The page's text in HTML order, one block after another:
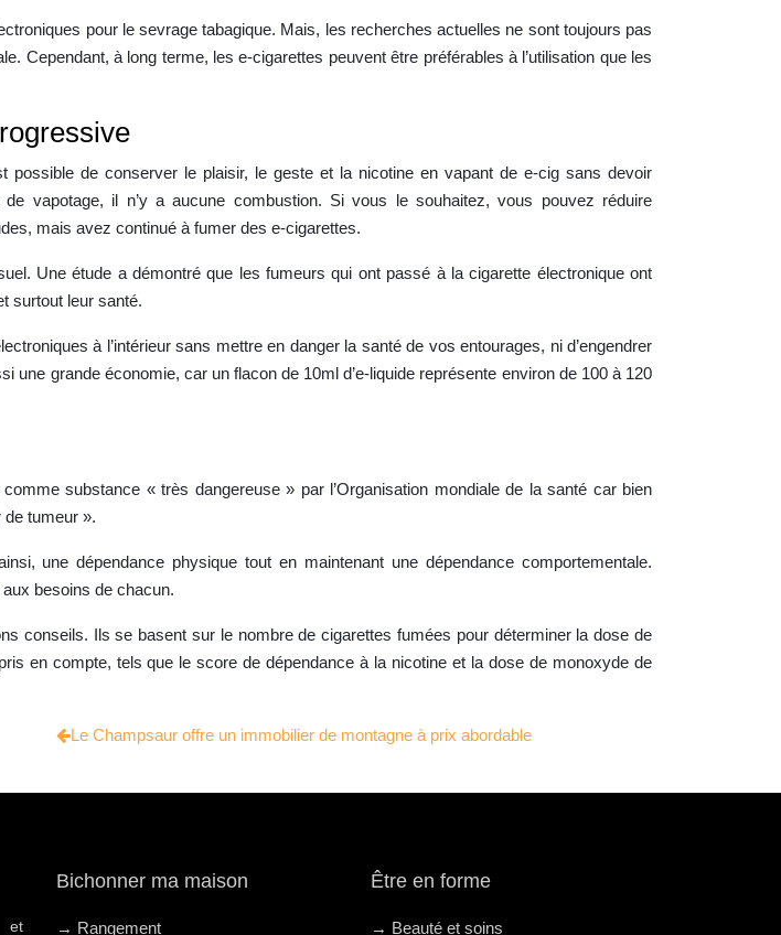
pour le sevrage tabagique. Mais, les recherches actuelles ne sont toujours pas
Cependant, à long terme, les e-cigarettes peuvent être préférables à l’utilisation que les
possible de conserver le plaisir, le geste et la nicotine en vapant de e-cig sans devoir
vapotage, il n’y a aucune combustion. Si vous le souhaitez, vous pouvez réduire
mais avez continué à fumer des e-cigarettes.
Une étude a démontré que les fumeurs qui ont passé à la cigarette électronique ont
surtout leur santé.
à l’intérieur sans mettre en danger la santé de vos entourages, ni d’engendrer
une grande économie, car un flacon de 10ml d’e-liquide représente environ de 100 à 120
substance « très dangereuse » par l’Organisation mondiale de la santé car bien
de tumeur ».
une dépendance physique tout en maintenant une dépendance comportementale.
aux besoins de chacun.
conseils. Ils se basent sur le nombre de cigarettes fumées pour déterminer la dose de
en compte, tels que le score de dépendance à la nicotine et la dose de monoxyde de
Le Champsaur offre un immobilier de montagne à prix abordable
et
Bichonner ma maison
→ Rangement
Être en forme
→ Beauté et soins